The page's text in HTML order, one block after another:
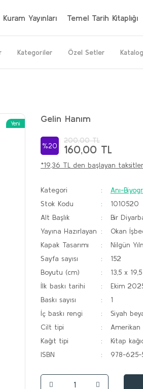
Yayınları Temel Tarih Kitaplığı
Kategoriler Özel Setler
Yeni Gelin Hanım
%20
200,00 TL
160,00 TL
*19,36 TL den başlayan
Kategori Anı-
Stok Kodu
1010520
Alt Başlık
Bir
Yayına Hazırlayan
Okan
Kapak Tasarımı
Nilgün
Sayfa sayısı
152
Boyutu (cm)
13,5 x 19,5
İlk baskı tarihi
Ekim
Baskı sayısı
1
İç baskı rengi
Siyah
Cilt tipi
Amerikan
Kağıt tipi
Kitap
ISBN
978-625-